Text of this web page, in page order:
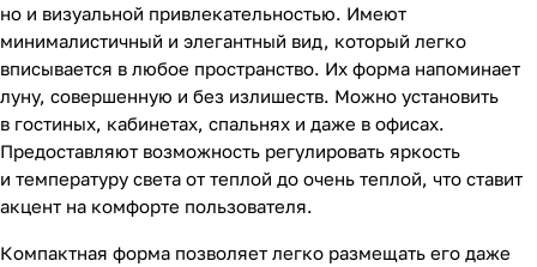
но и визуальной привлекательностью. Имеют
минималистичный и элегантный вид, который легко
вписывается в любое пространство. Их форма напоминает
луну, совершенную и без излишеств. Можно установить
в гостиных, кабинетах, спальнях и даже в офисах.
Предоставляют возможность регулировать яркость
и температуру света от теплой до очень теплой, что ставит
акцент на комфорте пользователя.
Компактная форма позволяет легко размещать его даже